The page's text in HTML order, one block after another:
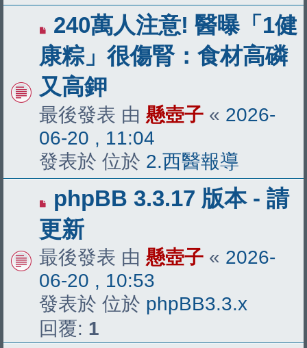
有
新
文
章
240萬人注意! 醫曝「1健
康粽」很傷腎：食材高磷
又高鉀
最後發表 由 懸壺子 « 2026-
06-20 , 11:04
發表於 位於 2.西醫報導
有
新
文
章
phpBB 3.3.17 版本 - 請
更新
最後發表 由 懸壺子 « 2026-
06-20 , 10:53
發表於 位於 phpBB3.3.x
回覆: 1